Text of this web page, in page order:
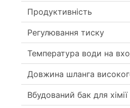
Продуктивність
Регулювання тиску
Температура води на
Довжина шланга
Вбудований бак для хімії